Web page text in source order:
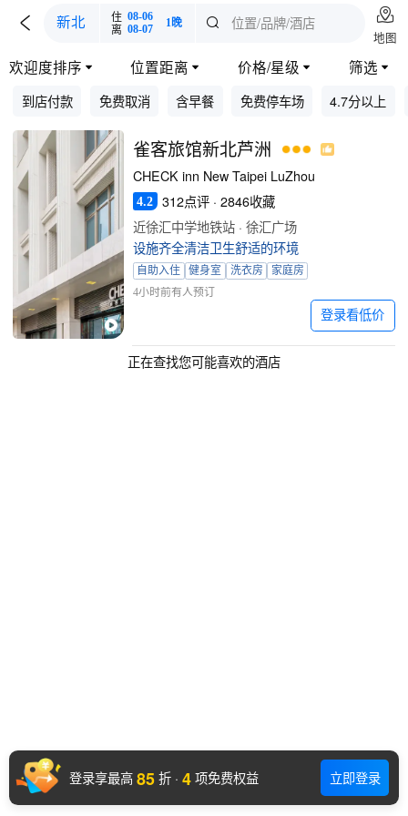
 新北 住 08-06
离 08-07 1晚  位置/品牌/酒店 
地图
欢迎度排序  位置距离  价格/星级  筛选 
到店付款 免费取消 含早餐 免费停车场 4.7分以上
雀客旅馆新北芦洲
CHECK inn New Taipei LuZhou
4.2
312点评 · 2846收藏
近徐汇中学地铁站 · 徐汇广场
设施齐全清洁卫生舒适的环境
自助入住 健身室 洗衣房
家庭房
4小时前有人预订
登录看低价
正在查找您可能喜欢的酒店
登录享最高 85 折 · 4 项免费权益 立即登录